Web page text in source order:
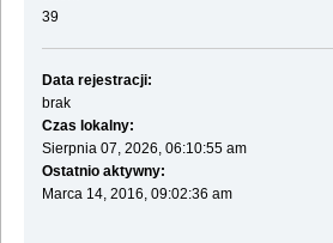
39
Data rejestracji:
brak
Czas lokalny:
Sierpnia 07, 2026, 06:10:55 am
Ostatnio aktywny:
Marca 14, 2016, 09:02:36 am